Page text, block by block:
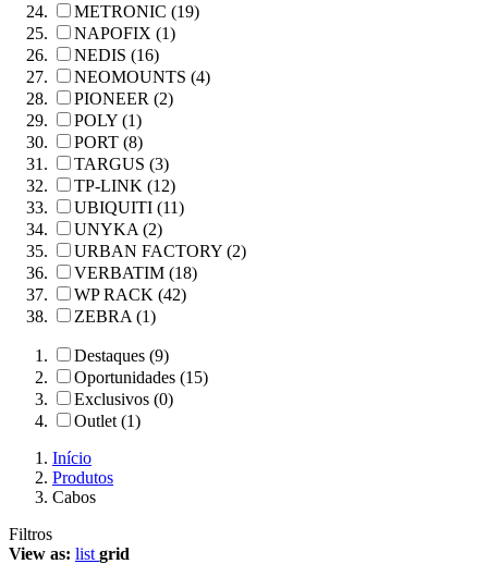
METRONIC (19)
NAPOFIX (1)
NEDIS (16)
NEOMOUNTS (4)
PIONEER (2)
POLY (1)
PORT (8)
TARGUS (3)
TP-LINK (12)
UBIQUITI (11)
UNYKA (2)
URBAN FACTORY (2)
VERBATIM (18)
WP RACK (42)
ZEBRA (1)
Destaques (9)
Oportunidades (15)
Exclusivos (0)
Outlet (1)
Início
Produtos
Cabos
Filtros
View as: list grid